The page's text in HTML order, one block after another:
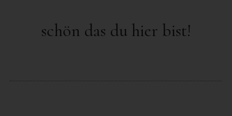
schön das du hier bist!